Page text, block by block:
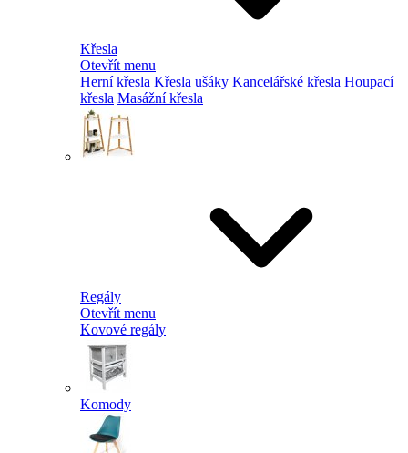
Křesla
Otevřít menu
Herní křesla Křesla ušáky Kancelářské křesla Houpací
křesla Masážní křesla
Regály
Otevřít menu
Kovové regály
Komody